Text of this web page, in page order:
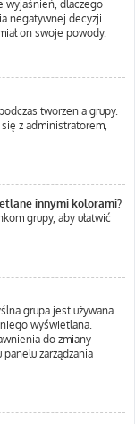
wyjaśnień, dlaczego
negatywnej decyzji
on swoje powody.
tworzenia grupy.
z administratorem,
innymi kolorami?
grupy, aby ułatwić
grupa jest używana
wyświetlana.
do zmiany
zarządzania